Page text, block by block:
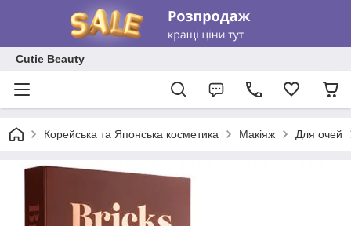
Cutie Beauty
Корейська та Японська косметика Макіяж Для очей